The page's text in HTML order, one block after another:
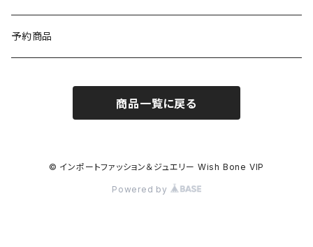
ブレスレット・バングル
予約商品
商品一覧に戻る
© インポートファッション＆ジュエリー Wish Bone VIP
Powered by